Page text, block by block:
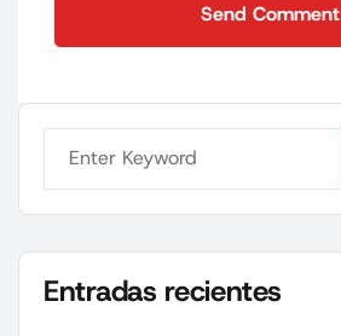
Send Comment
Entradas recientes